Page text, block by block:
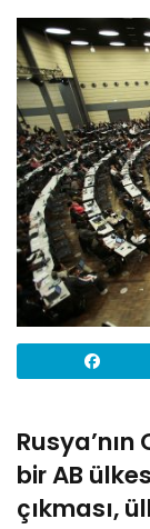
bir AB
çıkması,